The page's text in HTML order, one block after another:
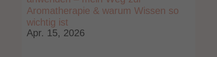
Aromatherapie & warum Wissen so
wichtig ist
Apr. 15, 2026